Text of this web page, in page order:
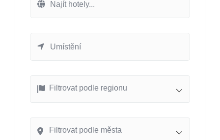
Filtrovat podle regionu
Filtrovat podle města